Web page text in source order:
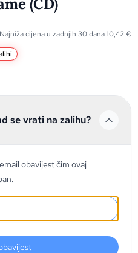
(CD)
Najniža cijena u zadnjih 30 dana10,42€
se vrati na zalihu?
obavijest čim ovaj